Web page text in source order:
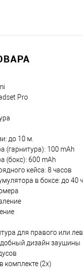
Pro
до 10 м.
(гарнитура): 100 mAh
(бокс): 600 mAh
кейса: 8 часов
в боксе: до 40
для правого или
дизайн заушины
(2х)